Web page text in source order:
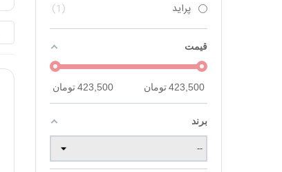
پراید 1
قیمت
423,500تومان 423,500تومان
برند